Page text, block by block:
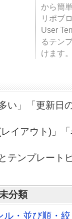
から簡
リポブ
User
るテン
けます
い」「更新日
イアウト)」
テンプレート
未分類
ル・並び順・